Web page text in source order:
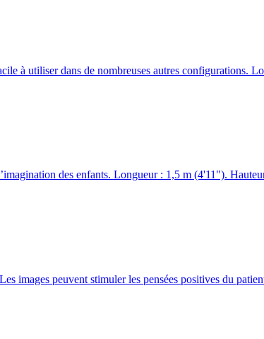
à utiliser dans de nombreuses autres configurations.
des enfants. Longueur : 1,5 m (4'11").
images peuvent stimuler les pensées positives du